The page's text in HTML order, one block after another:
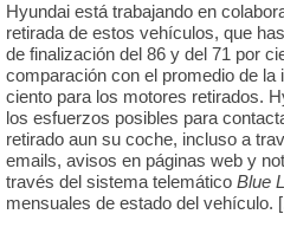
Hyundai está trabajando en
retirada de estos vehículos, que
de finalización del 86 y del 71 por
comparación con el promedio de la
ciento para los motores retirados.
los esfuerzos posibles para
retirado aun su coche, incluso a
emails, avisos en páginas web y
través del sistema telemático Blue
mensuales de estado del vehículo.